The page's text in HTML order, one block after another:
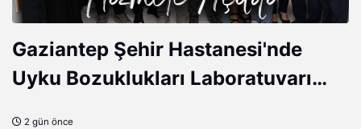
Gaziantep Şehir Hastanesi'nde
Uyku Bozuklukları Laboratuvarı
2 gün önce